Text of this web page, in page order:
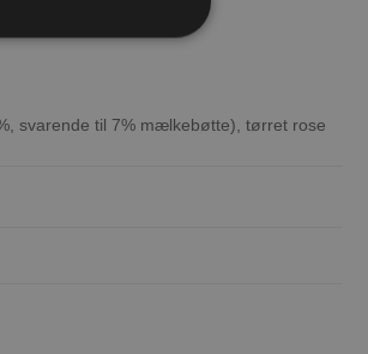
svarende til 7% mælkebøtte), tørret rose